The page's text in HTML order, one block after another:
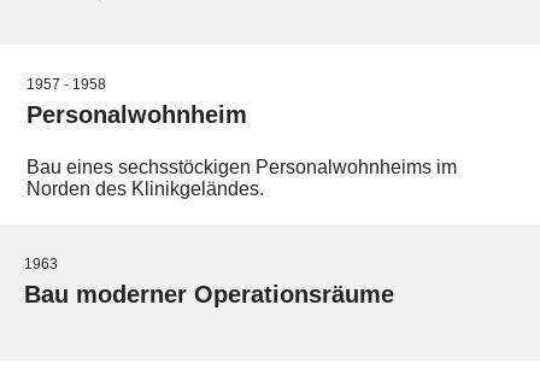
1957 - 1958
Personalwohnheim
Bau eines sechsstöckigen Personalwohnheims im
Norden des Klinikgeländes.
1963
Bau moderner Operationsräume